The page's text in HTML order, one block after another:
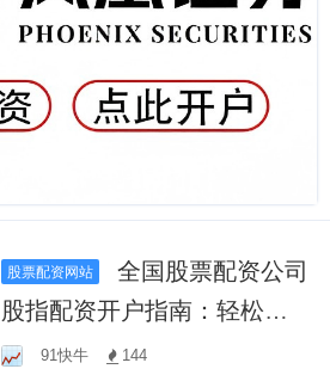
股票配资网站
全国股票配资公司
股指配资开户指南：轻松开
启股市投资新篇章，实现资
91快牛 144